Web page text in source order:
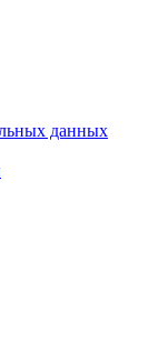
данных